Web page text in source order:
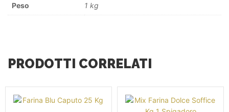
Peso 1 kg
PRODOTTI CORRELATI